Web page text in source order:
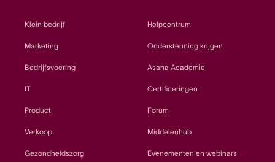
Klein bedrijf
Marketing
Bedrijfsvoering
IT
Product
Verkoop
Gezondheidszorg
Helpcentrum
Ondersteuning krijgen
Asana Academie
Certificeringen
Forum
Middelenhub
Evenementen en webinars